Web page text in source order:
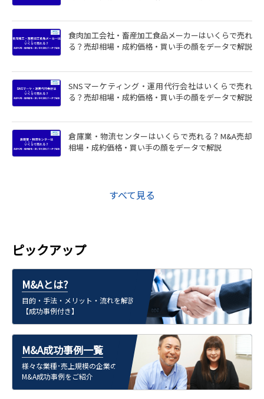
食肉加工会社・畜産加工食品メーカーはいくらで売れ
る？売却相場・成約価格・買い手の顔をデータで解説
SNSマーケティング・運用代行会社はいくらで売れ
る？売却相場・成約価格・買い手の顔をデータで解説
倉庫業・物流センターはいくらで売れる？M&A売却
相場・成約価格・買い手の顔をデータで解説
すべて見る
ピックアップ
M&Aとは?
目的・手法・メリット・流れを解説
【成功事例付き】
M&A成功事例一覧
様々な業種･売上規模の企業の
M&A成功事例をご紹介